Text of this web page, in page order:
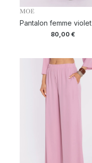
MOE
Pantalon femme violet
80,00 €